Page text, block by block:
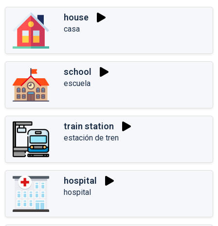
house
casa
school
escuela
train station
estación de tren
hospital
hospital